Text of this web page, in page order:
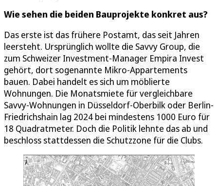
Wie sehen die beiden Bauprojekte konkret aus?
Das erste ist das frühere Postamt, das seit Jahren
leersteht. Ursprünglich wollte die Savvy Group, die
zum Schweizer Investment-Manager Empira Invest
gehört, dort sogenannte Mikro-Appartements
bauen. Dabei handelt es sich um möblierte
Wohnungen. Die Monatsmiete für vergleichbare
Savvy-Wohnungen in Düsseldorf-Oberbilk oder Berlin-
Friedrichshain lag 2024 bei mindestens 1000 Euro für
18 Quadratmeter. Doch die Politik lehnte das ab und
beschloss stattdessen die Schutzzone für die Clubs.